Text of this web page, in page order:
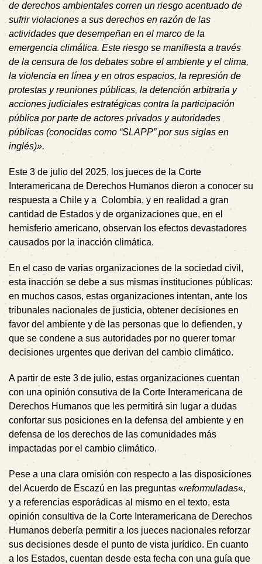
de derechos ambientales corren un riesgo acentuado de
sufrir violaciones a sus derechos en razón de las
actividades que desempeñan en el marco de la
emergencia climática. Este riesgo se manifiesta a través
de la censura de los debates sobre el ambiente y el clima,
la violencia en línea y en otros espacios, la represión de
protestas y reuniones públicas, la detención arbitraria y
acciones judiciales estratégicas contra la participación
pública por parte de actores privados y autoridades
públicas (conocidas como “SLAPP” por sus siglas en
inglés)».
Este 3 de julio del 2025, los jueces de la Corte
Interamericana de Derechos Humanos dieron a conocer su
respuesta a Chile y a Colombia, y en realidad a gran
cantidad de Estados y de organizaciones que, en el
hemisferio americano, observan los efectos devastadores
causados por la inacción climática.
En el caso de varias organizaciones de la sociedad civil,
esta inacción se debe a sus mismas instituciones públicas:
en muchos casos, estas organizaciones intentan, ante los
tribunales nacionales de justicia, obtener decisiones en
favor del ambiente y de las personas que lo defienden, y
que se condene a sus autoridades por no querer tomar
decisiones urgentes que derivan del cambio climático.
A partir de este 3 de julio, estas organizaciones cuentan
con una opinión consutiva de la Corte Interamericana de
Derechos Humanos que les permitirá sin lugar a dudas
confortar sus posiciones en la defensa del ambiente y en
defensa de los derechos de las comunidades más
impactadas por el cambio climático.
Pese a una clara omisión con respecto a las disposiciones
del Acuerdo de Escazú en las preguntas «reformuladas«,
y a referencias esporádicas al mismo en el texto, esta
opinión consultiva de la Corte Interamericana de Derechos
Humanos debería permitir a los jueces nacionales reforzar
sus decisiones desde el punto de vista jurídico. En cuanto
a los Estados, cuentan desde esta fecha con una guía que